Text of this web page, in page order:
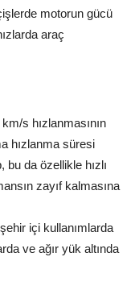
motorun gücü
araç
s hızlanmasının
hızlanma süresi
bu da özellikle hızlı
zayıf kalmasına
içi kullanımlarda
ve ağır yük altında